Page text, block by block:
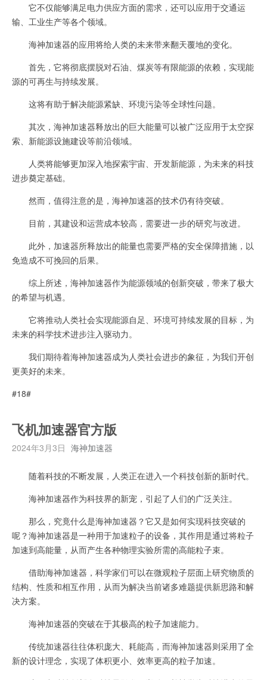
它不仅能够满足电力供应方面的需求，还可以应用于交通运
输、工业生产等各个领域。
海神加速器的应用将给人类的未来带来翻天覆地的变化。
首先，它将彻底摆脱对石油、煤炭等有限能源的依赖，实现能
源的可再生与持续发展。
这将有助于解决能源紧缺、环境污染等全球性问题。
其次，海神加速器释放出的巨大能量可以被广泛应用于太空探
索、新能源设施建设等前沿领域。
人类将能够更加深入地探索宇宙、开发新能源，为未来的科技
进步奠定基础。
然而，值得注意的是，海神加速器的技术仍有待突破。
目前，其建设和运营成本较高，需要进一步的研究与改进。
此外，加速器所释放出的能量也需要严格的安全保障措施，以
免造成不可挽回的后果。
综上所述，海神加速器作为能源领域的创新突破，带来了极大
的希望与机遇。
它将推动人类社会实现能源自足、环境可持续发展的目标，为
未来的科学技术进步注入驱动力。
我们期待着海神加速器成为人类社会进步的象征，为我们开创
更美好的未来。
#18#
飞机加速器官方版
2024年3月3日 海神加速器
随着科技的不断发展，人类正在进入一个科技创新的新时代。
海神加速器作为科技界的新宠，引起了人们的广泛关注。
那么，究竟什么是海神加速器？它又是如何实现科技突破的
呢？海神加速器是一种用于加速粒子的设备，其作用是通过将粒子
加速到高能量，从而产生各种物理实验所需的高能粒子束。
借助海神加速器，科学家们可以在微观粒子层面上研究物质的
结构、性质和相互作用，从而为解决当前诸多难题提供新思路和解
决方案。
海神加速器的突破在于其极高的粒子加速能力。
传统加速器往往体积庞大、耗能高，而海神加速器则采用了全
新的设计理念，实现了体积更小、效率更高的粒子加速。